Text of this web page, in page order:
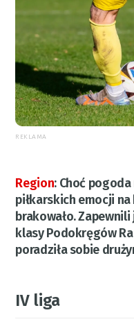
REKLAMA
Region: Choć
piłkarskich emocji
brakowało.
klasy Podokręgów
poradziła sobie
IV liga